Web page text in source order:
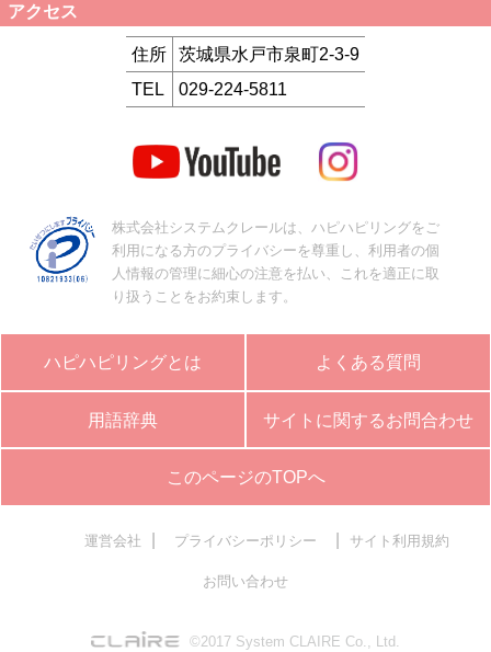
アクセス
住所
茨城県水戸市泉町2-3-9
TEL
029-224-5811
株式会社システムクレールは、ハピハピリングをご
利用になる方のプライバシーを尊重し、利用者の個
人情報の管理に細心の注意を払い、これを適正に取
り扱うことをお約束します。
ハピハピリングとは よくある質問
用語辞典 サイトに関するお問合わせ
このページのTOPへ
運営会社 プライバシーポリシー サイト利用規約
お問い合わせ
©2017 System CLAIRE Co., Ltd.